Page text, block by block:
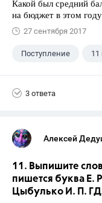
Какой был средний
на бюджет в этом
27 сентября 2017
Поступление 11
3 ответа
Алексей
11. Выпишите
пишется буква Е.
Цыбулько И. П.